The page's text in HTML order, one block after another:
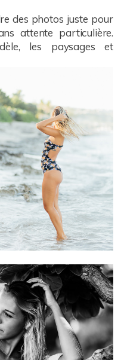
des photos juste pour
attente particulière.
les paysages et